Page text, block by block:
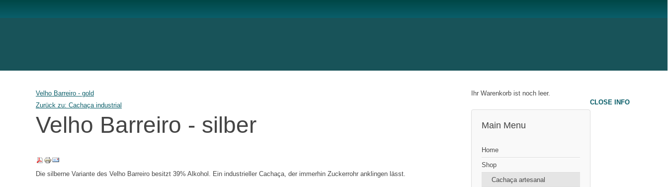
Velho Barreiro - gold
Zurück zu: Cachaça industrial
Velho Barreiro - silber
Die silberne Variante des Velho Barreiro besitzt 39% Alkohol. Ein industrieller Cachaça, der immerhin Zuckerrohr anklingen lässt.
CLOSE INFO
Ihr Warenkorb ist noch leer.
Main Menu
Home
Shop
Cachaça artesanal